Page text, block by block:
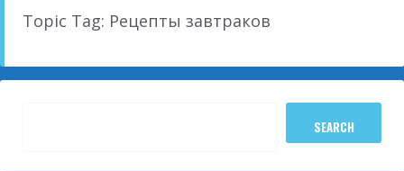
Topic Tag: Рецепты завтраков